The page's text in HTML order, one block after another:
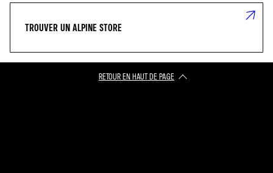
TROUVER UN ALPINE STORE
RETOUR EN HAUT DE PAGE​